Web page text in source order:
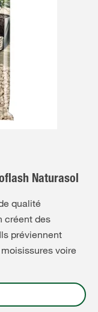
Naturasol
qualité
créent des
préviennent
voire